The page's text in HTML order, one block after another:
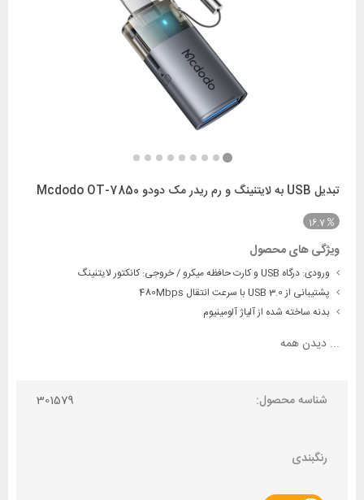
تبدیل USB به لایتنینگ و رم ریدر مک دودو Mcdodo OT-7850
16.7
ویژگی های محصول
ورودی: درگاه USB و کارت حافظه میکرو / خروجی: کانکتور لایتنینگ
پشتیبانی از USB 3.0 با سرعت انتقال 480Mbps
بدنه ساخته شده از آلیاژ آلومینیوم
... دیدن همه
شناسه محصول: 301579
رنگبندی